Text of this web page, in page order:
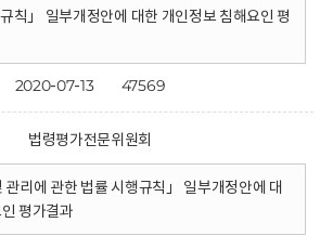
칙」 일부개정안에 대한 개인정보 침해요인 평
2020-07-13 47569
법령평가전문위원회
관리에 관한 법률 시행규칙」 일부개정안에 대
평가결과